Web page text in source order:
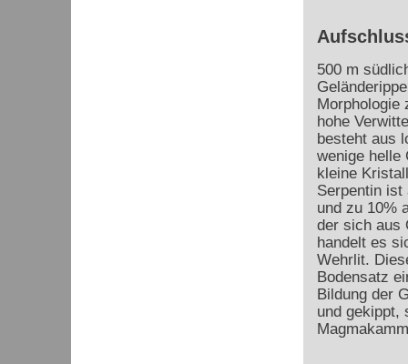
500 m
Morphologie
hohe
besteht aus
wenige helle
kleine
Serpentin
und zu 10%
der sich aus
handelt es
Wehrlit.
Bodensatz
Bildung der
und gekippt,